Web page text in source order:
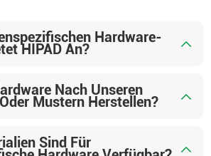
Hardware-
HIPAD An?
Nach Unseren
Mustern Herstellen?
Sind Für